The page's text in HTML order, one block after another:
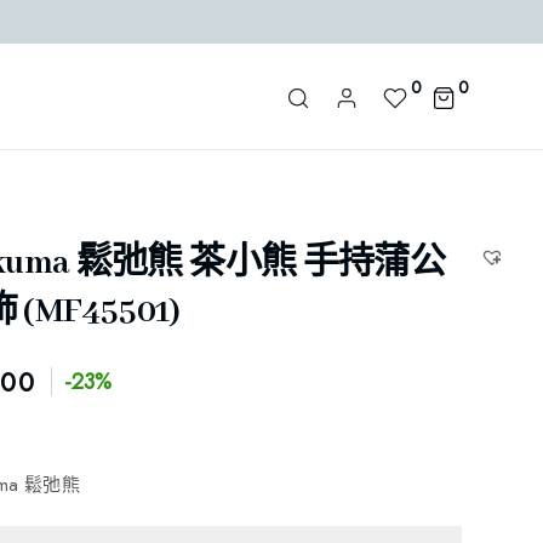
0 0
鬆弛熊 茶小熊 手持蒲公
(MF45501)
-23%
鬆弛熊